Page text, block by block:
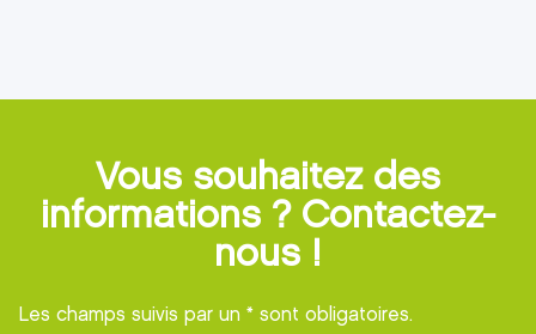
Vous souhaitez des
informations ? Contactez-
nous !
Les champs suivis par un * sont obligatoires.